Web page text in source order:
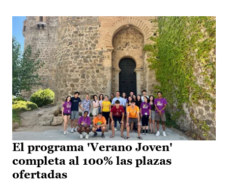
El programa 'Verano Joven'
completa al 100% las plazas
ofertadas